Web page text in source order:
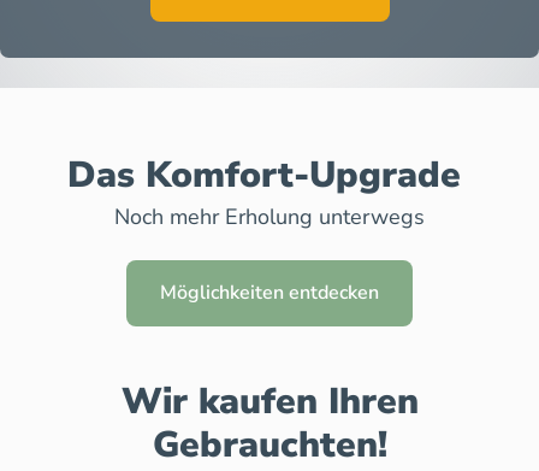
Das Komfort-Upgrade
Noch mehr Erholung unterwegs
Möglichkeiten entdecken
Wir kaufen Ihren
Gebrauchten!